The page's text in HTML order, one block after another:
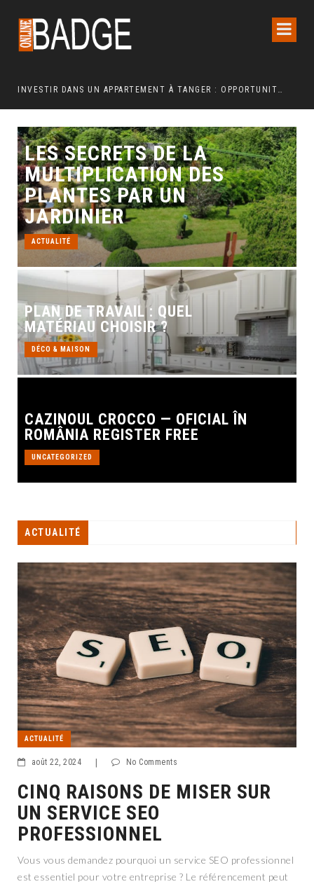
LES SECRETS DE LA
MULTIPLICATION DES
PLANTES PAR UN
JARDINIER
ACTUALITÉ
PLAN DE TRAVAIL : QUEL
MATÉRIAU CHOISIR ?
DÉCO & MAISON
CAZINOUL CROCCO — OFICIAL ÎN
ROMÂNIA REGISTER FREE
UNCATEGORIZED
ACTUALITÉ
ACTUALITÉ
août 22, 2024 No Comments
CINQ RAISONS DE MISER SUR
UN SERVICE SEO
PROFESSIONNEL
Vous vous demandez pourquoi un service SEO professionnel
est essentiel pour votre entreprise ? Le référencement peut